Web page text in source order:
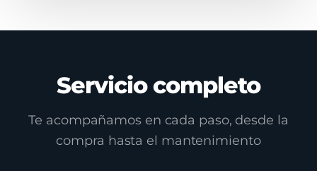
Servicio completo
Te acompañamos en cada paso, desde la
compra hasta el mantenimiento